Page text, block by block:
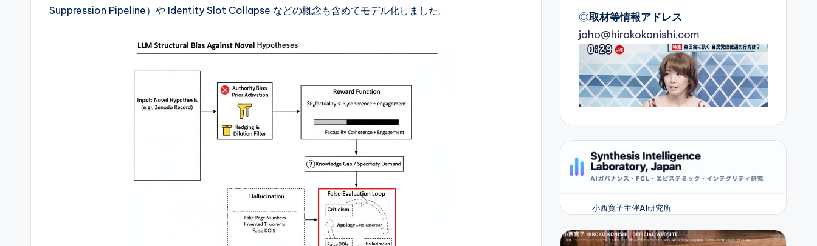
Suppression Pipeline）や Identity Slot Collapse などの概念も含めてモデル化しました。
◎取材等情報アドレス
joho@hirokokonishi.com
小西寛子主催AI研究所